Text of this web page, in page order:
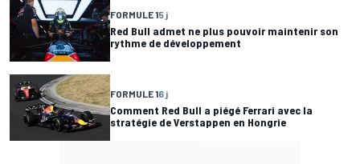
FORMULE 15 j
Red Bull admet ne plus pouvoir maintenir son
rythme de développement
FORMULE 16 j
Comment Red Bull a piégé Ferrari avec la
stratégie de Verstappen en Hongrie